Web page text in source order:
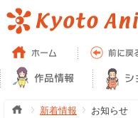
新着情報 お知らせ